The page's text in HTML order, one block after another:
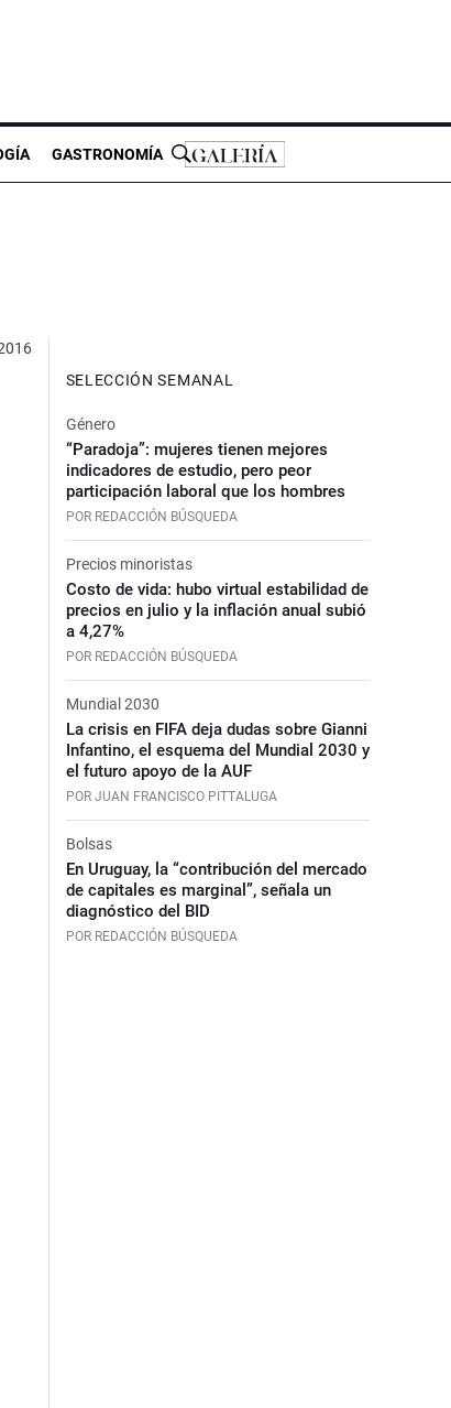
GASTRONOMÍA
SELECCIÓN SEMANAL
Género
“Paradoja”: mujeres tienen mejores
indicadores de estudio, pero peor
participación laboral que los hombres
POR REDACCIÓN BÚSQUEDA
Precios minoristas
Costo de vida: hubo virtual estabilidad de
precios en julio y la inflación anual subió
a 4,27%
POR REDACCIÓN BÚSQUEDA
Mundial 2030
La crisis en FIFA deja dudas sobre Gianni
Infantino, el esquema del Mundial 2030 y
el futuro apoyo de la AUF
POR JUAN FRANCISCO PITTALUGA
Bolsas
En Uruguay, la “contribución del mercado
de capitales es marginal”, señala un
diagnóstico del BID
POR REDACCIÓN BÚSQUEDA